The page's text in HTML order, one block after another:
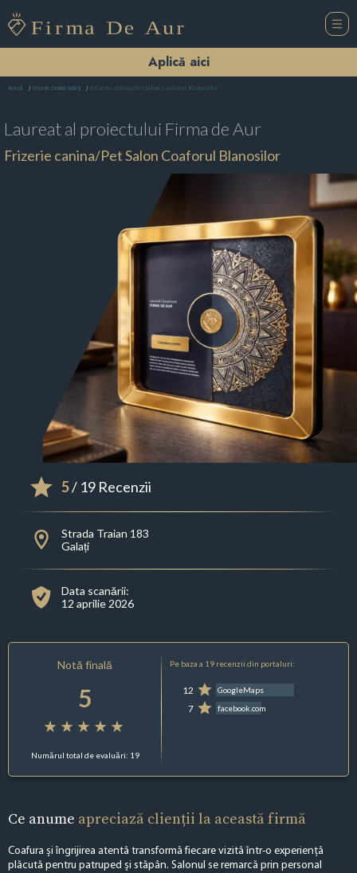
Aplică aici
Acasă Frizerie Canină Galaţi Frizerie canina/Pet Salon Coaforul Blanosilor
Laureat al proiectului Firma de Aur
Frizerie canina/Pet Salon Coaforul Blanosilor
5/ 19 Recenzii
Strada Traian 183
Galați
Data scanării:
12 aprilie 2026
Notă finală
5
Numărul total de evaluări: 19
Pe baza a 19 recenzii din portaluri:
12 GoogleMaps
7 facebook.com
Ce anume apreciază clienții la această firmă
Coafura și îngrijirea atentă transformă fiecare vizită într-o experiență
plăcută pentru patruped și stăpân. Salonul se remarcă prin personal